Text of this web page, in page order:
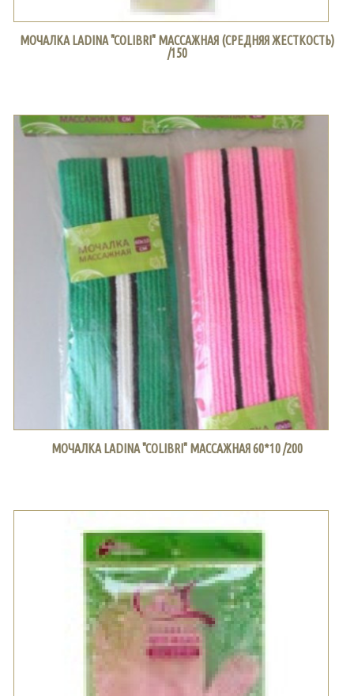
МОЧАЛКА LADINA "COLIBRI" МАССАЖНАЯ (СРЕДНЯЯ ЖЕСТКОСТЬ)
/150
МОЧАЛКА LADINA "COLIBRI" МАССАЖНАЯ 60*10 /200